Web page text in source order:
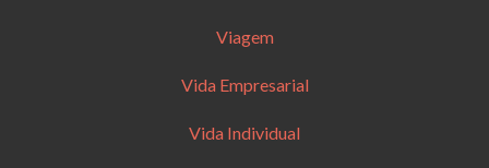
Viagem
Vida Empresarial
Vida Individual